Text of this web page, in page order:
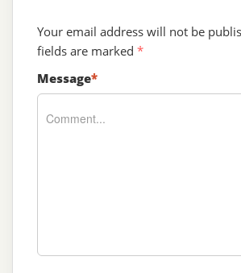
Your email address will not be
fields are marked *
Message*